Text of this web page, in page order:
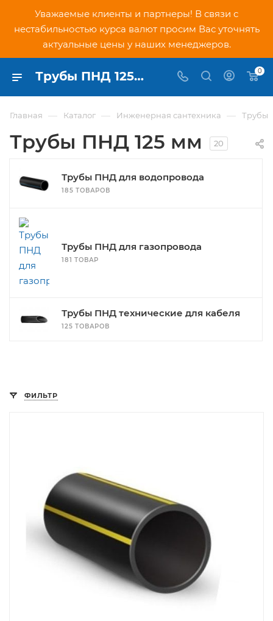
Уважаемые клиенты и партнеры! В связи с
нестабильностью курса валют просим Вас уточнять
актуальные цены у наших менеджеров.
Трубы ПНД 125 мм цены за метр - купить в Москве в интернет-магазине PNDtech.ru 0
Главная — Каталог — Инженерная сантехника — Трубы
Трубы ПНД 125 мм 20
Трубы ПНД для водопровода
185 ТОВАРОВ
Трубы ПНД для газопровода
181 ТОВАР
Трубы ПНД технические для кабеля
125 ТОВАРОВ
ФИЛЬТР